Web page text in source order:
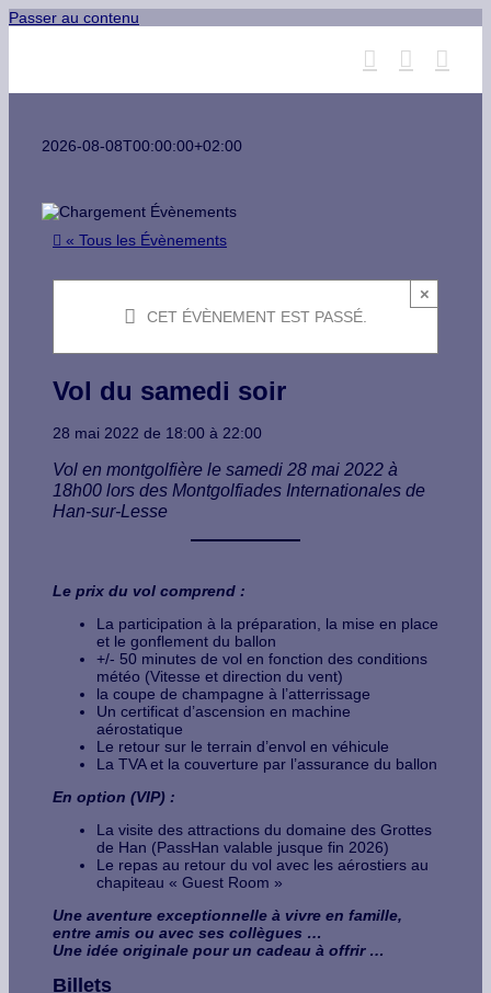
Passer au contenu
2026-08-08T00:00:00+02:00
« Tous les Évènements
CET ÉVÈNEMENT EST PASSÉ.
×
Vol du samedi soir
28 mai 2022 de 18:00 à 22:00
Vol en montgolfière le samedi 28 mai 2022 à
18h00 lors des Montgolfiades Internationales de
Han-sur-Lesse
Le prix du vol comprend :
La participation à la préparation, la mise en place
et le gonflement du ballon
+/- 50 minutes de vol en fonction des conditions
météo (Vitesse et direction du vent)
la coupe de champagne à l’atterrissage
Un certificat d’ascension en machine
aérostatique
Le retour sur le terrain d’envol en véhicule
La TVA et la couverture par l’assurance du ballon
En option (VIP) :
La visite des attractions du domaine des Grottes
de Han (PassHan valable jusque fin 2026)
Le repas au retour du vol avec les aérostiers au
chapiteau « Guest Room »
Une aventure exceptionnelle à vivre en famille,
entre amis ou avec ses collègues …
Une idée originale pour un cadeau à offrir …
Billets